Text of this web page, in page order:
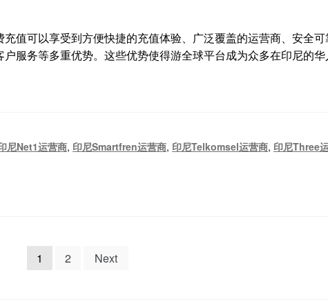
值可以享受到方便快捷的充值体验、广泛覆盖的运营商、安全
服务等多重优势。这些优势使得游全球平台成为众多在印尼的
尼Net1运营商, 印尼Smartfren运营商, 印尼Telkomsel运营商, 印尼Three
1 2 Next